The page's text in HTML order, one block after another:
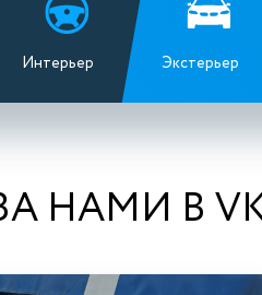
Интерьер Экстерьер
НАМИ В